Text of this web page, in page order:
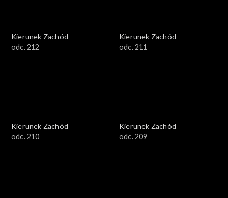
Kierunek Zachód
odc. 212
Kierunek Zachód
odc. 211
Kierunek Zachód
odc. 210
Kierunek Zachód
odc. 209